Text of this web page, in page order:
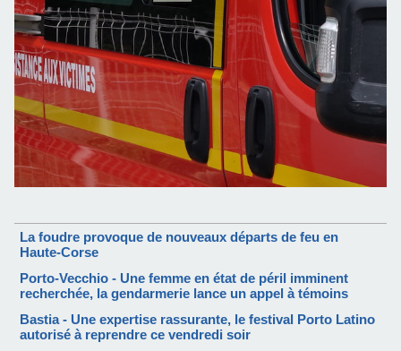
La foudre provoque de nouveaux départs de feu en
Haute-Corse
Porto-Vecchio - Une femme en état de péril imminent
recherchée, la gendarmerie lance un appel à témoins
Bastia - Une expertise rassurante, le festival Porto Latino
autorisé à reprendre ce vendredi soir